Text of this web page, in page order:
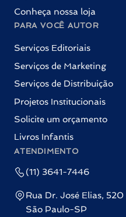
Conheça nossa loja
PARA VOCÊ AUTOR
Serviços Editoriais
Serviços de Marketing
Serviços de Distribuição
Projetos Institucionais
Solicite um orçamento
Livros Infantis
ATENDIMENTO
(11) 3641-7446
Rua Dr. José Elias, 520
São Paulo-SP